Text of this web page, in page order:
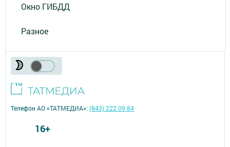
Окно ГИБДД
Разное
Телефон АО «ТАТМЕДИА»:(843) 222 09 84
16+